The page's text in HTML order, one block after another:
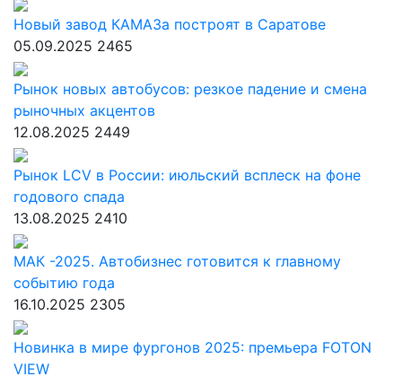
Новый завод КАМАЗа построят в Саратове
05.09.2025 2465
Рынок новых автобусов: резкое падение и смена
рыночных акцентов
12.08.2025 2449
Рынок LCV в России: июльский всплеск на фоне
годового спада
13.08.2025 2410
МАК -2025. Автобизнес готовится к главному
событию года
16.10.2025 2305
Новинка в мире фургонов 2025: премьера FOTON
VIEW